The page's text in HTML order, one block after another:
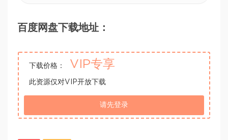
百度网盘下载地址：
下载价格： VIP专享
此资源仅对VIP开放下载
请先登录